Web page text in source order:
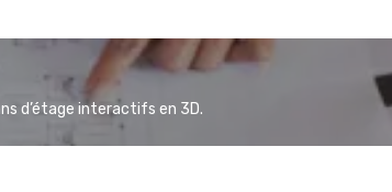
d’étage interactifs en 3D.